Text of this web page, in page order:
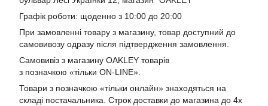
Графік роботи: щоденно з 10:00 до 20:00
При замовленні товару з магазину, товар доступний до
самовивозу одразу після підтвердження замовлення.
Самовивіз з магазину OAKLEY товарів
з позначкою «тільки ON-LINE».
Товари з позначкою «тільки онлайн» знаходяться на
складі постачальника. Строк доставки до магазина до 4х